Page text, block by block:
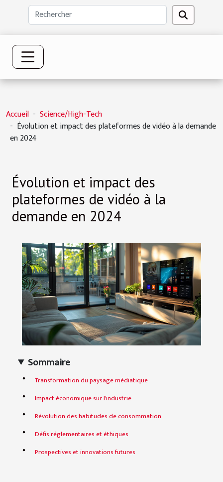
Accueil
Science/High-Tech
Évolution et impact des plateformes de vidéo à la demande
en 2024
Évolution et impact des
plateformes de vidéo à la
demande en 2024
Sommaire
Transformation du paysage médiatique
Impact économique sur l'industrie
Révolution des habitudes de consommation
Défis réglementaires et éthiques
Prospectives et innovations futures